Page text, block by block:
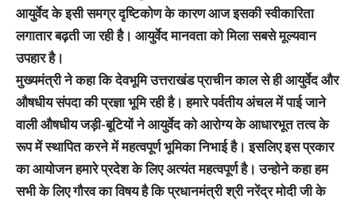
आयुर्वेद के इसी समग्र दृष्टिकोण के कारण आज इसकी स्वीकारिता
लगातार बढ़ती जा रही है। आयुर्वेद मानवता को मिला सबसे मूल्यवान
उपहार है।
मुख्यमंत्री ने कहा कि देवभूमि उत्तराखंड प्राचीन काल से ही आयुर्वेद और
औषधीय संपदा की प्रज्ञा भूमि रही है। हमारे पर्वतीय अंचल में पाई जाने
वाली औषधीय जड़ी-बूटियों ने आयुर्वेद को आरोग्य के आधारभूत तत्व के
रूप में स्थापित करने में महत्वपूर्ण भूमिका निभाई है। इसलिए इस प्रकार
का आयोजन हमारे प्रदेश के लिए अत्यंत महत्वपूर्ण है। उन्होने कहा हम
सभी के लिए गौरव का विषय है कि प्रधानमंत्री श्री नरेंद्र मोदी जी के